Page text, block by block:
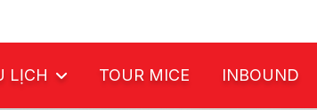
LỊCH TOUR MICE INBOUND